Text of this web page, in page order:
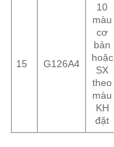
15 G126A4
10
màu
cơ
bản
hoặc
SX
theo
màu
KH
đặt